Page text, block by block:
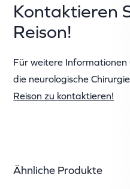
Kontaktieren
Reison!
Für weitere
die neurologische
Reison zu kontaktieren!
Ähnliche Produkte